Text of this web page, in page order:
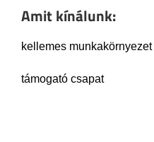
Amit kínálunk:
kellemes munkakörnyezet
támogató csapat